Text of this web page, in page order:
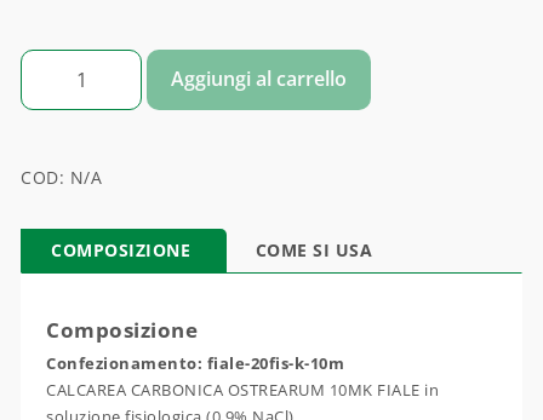
CALCAREA CARBONICA OSTREARUM quantità
Aggiungi al carrello
COD: N/A
COMPOSIZIONE COME SI USA
Composizione
Confezionamento: fiale-20fis-k-10m
CALCAREA CARBONICA OSTREARUM 10MK FIALE in